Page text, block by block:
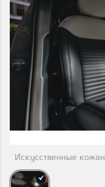
Искусственные